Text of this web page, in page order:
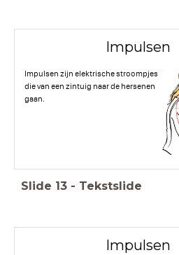
Impulsen
Impulsen zijn elektrische stroompjes
die van een zintuig naar de hersenen
gaan.
Slide 13 - Tekstslide
Impulsen